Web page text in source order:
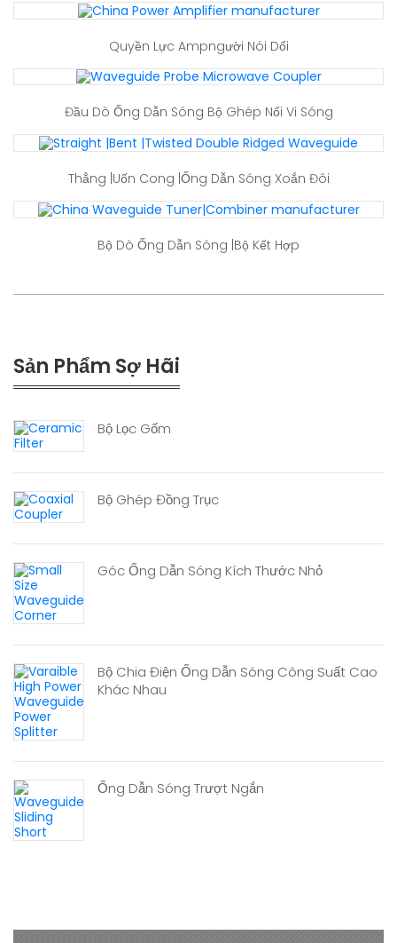
Quyền Lực Ampngười Nói Dối
Đầu Dò Ống Dẫn Sóng Bộ Ghép Nối Vi Sóng
Thẳng |Uốn Cong |Ống Dẫn Sóng Xoắn Đôi
Bộ Dò Ống Dẫn Sóng |Bộ Kết Hợp
Sản Phẩm Sợ Hãi
Bộ Lọc Gốm
Bộ Ghép Đồng Trục
Góc Ống Dẫn Sóng Kích Thước Nhỏ
Bộ Chia Điện Ống Dẫn Sóng Công Suất Cao
Khác Nhau
Ống Dẫn Sóng Trượt Ngắn